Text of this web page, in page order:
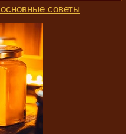
советы